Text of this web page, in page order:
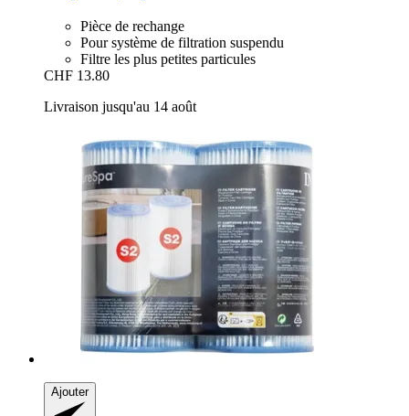
Pièce de rechange
Pour système de filtration suspendu
Filtre les plus petites particules
CHF 13.80
Livraison jusqu'au 14 août
Ajouter